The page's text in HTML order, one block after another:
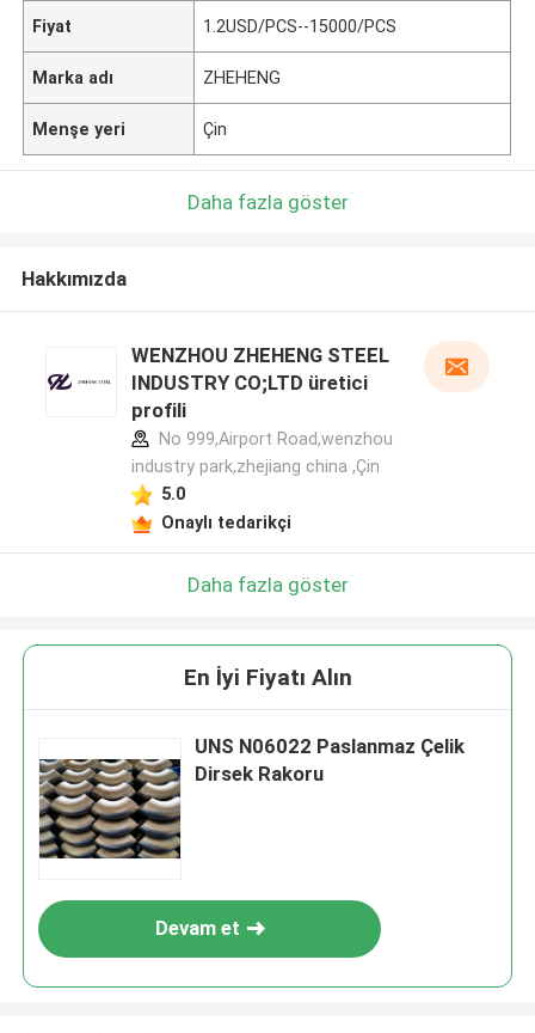
Fiyat 1.2USD/PCS--15000/PCS
Marka adı ZHEHENG
Menşe yeri Çin
Daha fazla göster
Hakkımızda
WENZHOU ZHEHENG STEEL
INDUSTRY CO;LTD üretici
profili
No 999,Airport Road,wenzhou
industry park,zhejiang china ,Çin
5.0
Onaylı tedarikçi
Daha fazla göster
En İyi Fiyatı Alın
UNS N06022 Paslanmaz Çelik
Dirsek Rakoru
Devam et